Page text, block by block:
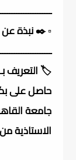
▫️ ✒️ نبذة عن
🏷️ التعريف
حاصل على
جامعة
الاستاذية من